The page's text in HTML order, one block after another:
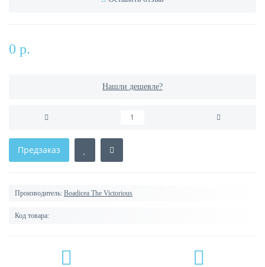
0 р.
Нашли дешевле?
Предзаказ
Производитель: Boadicea The Victorious
Код товара: